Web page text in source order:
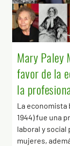
Mary Paley
favor de la
la
La economista
1944) fue una
laboral y
mujeres,